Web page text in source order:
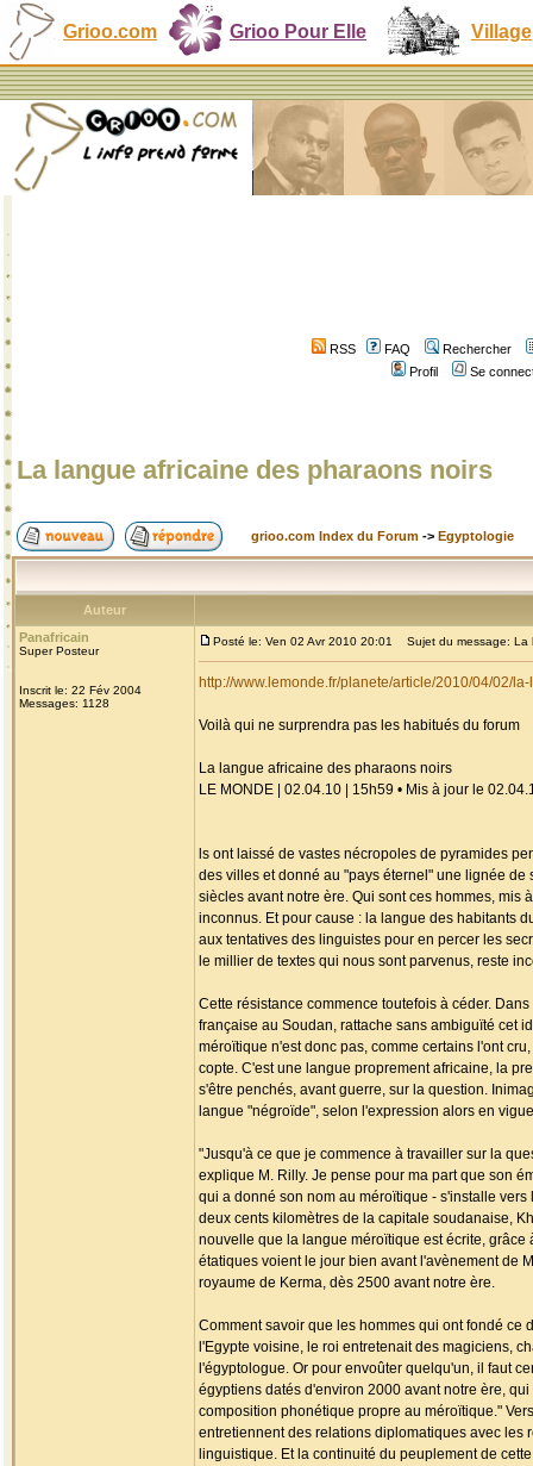
Grioo.com Grioo Pour Elle Village
RSS FAQ
Rechercher
Profil
Se
La langue africaine des pharaons noirs
grioo.com Index du Forum -> Egyptologie
Auteur
Panafricain
Super Posteur
Inscrit le: 22 Fév 2004
Messages: 1128
Posté le: Ven 02 Avr 2010 20:01 Sujet du message: La
http://www.lemonde.fr/planete/article/2010/04/02/
Voilà qui ne surprendra pas les habitués du forum
La langue africaine des pharaons noirs
LE MONDE | 02.04.10 | 15h59 • Mis à jour le
ls ont laissé de vastes nécropoles de pyramides
des villes et donné au "pays éternel" une lignée
siècles avant notre ère. Qui sont ces hommes,
inconnus. Et pour cause : la langue des habitants
aux tentatives des linguistes pour en percer les
le millier de textes qui nous sont parvenus, reste
Cette résistance commence toutefois à céder.
française au Soudan, rattache sans ambiguïté cet
méroïtique n'est donc pas, comme certains l'ont
copte. C'est une langue proprement africaine, la
s'être penchés, avant guerre, sur la question.
langue "négroïde", selon l'expression alors en
"Jusqu'à ce que je commence à travailler sur la
explique M. Rilly. Je pense pour ma part que son
qui a donné son nom au méroïtique - s'installe
deux cents kilomètres de la capitale soudanaise,
nouvelle que la langue méroïtique est écrite,
étatiques voient le jour bien avant l'avènement de
royaume de Kerma, dès 2500 avant notre ère.
Comment savoir que les hommes qui ont fondé
l'Egypte voisine, le roi entretenait des magiciens,
l'égyptologue. Or pour envoûter quelqu'un, il faut
égyptiens datés d'environ 2000 avant notre ère,
composition phonétique propre au méroïtique."
entretiennent des relations diplomatiques avec les
linguistique. Et la continuité du peuplement de